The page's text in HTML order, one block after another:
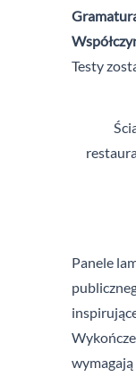
Testy
Panele